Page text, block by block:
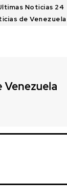
Noticias 24
de Venezuela
Venezuela